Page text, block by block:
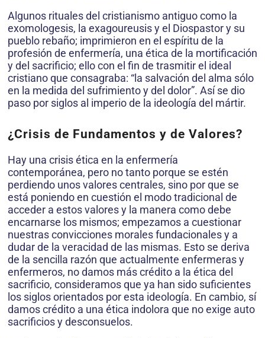
Algunos rituales del cristianismo antiguo como la
exomologesis, la exagoureusis y el Diospastor y su
pueblo rebaño; imprimieron en el espíritu de la
profesión de enfermería, una ética de la mortificación
y del sacrificio; ello con el fin de trasmitir el ideal
cristiano que consagraba: “la salvación del alma sólo
en la medida del sufrimiento y del dolor”. Así se dio
paso por siglos al imperio de la ideología del mártir.
¿Crisis de Fundamentos y de Valores?
Hay una crisis ética en la enfermería
contemporánea, pero no tanto porque se estén
perdiendo unos valores centrales, sino por que se
está poniendo en cuestión el modo tradicional de
acceder a estos valores y la manera como debe
encarnarse los mismos; empezamos a cuestionar
nuestras convicciones morales fundacionales y a
dudar de la veracidad de las mismas. Esto se deriva
de la sencilla razón que actualmente enfermeras y
enfermeros, no damos más crédito a la ética del
sacrificio, consideramos que ya han sido suficientes
los siglos orientados por esta ideología. En cambio, sí
damos crédito a una ética indolora que no exige auto
sacrificios y desconsuelos.